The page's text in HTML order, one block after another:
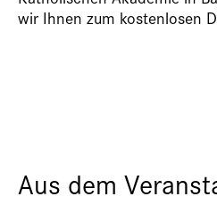
wir Ihnen zum kostenlosen
Aus dem